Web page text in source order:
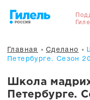
Главная Сделано
Петербурге. Сезон
Школа
Петербурге.